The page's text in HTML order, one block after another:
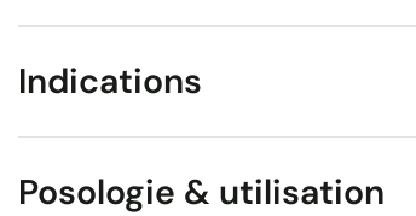
Indications
Posologie & utilisation